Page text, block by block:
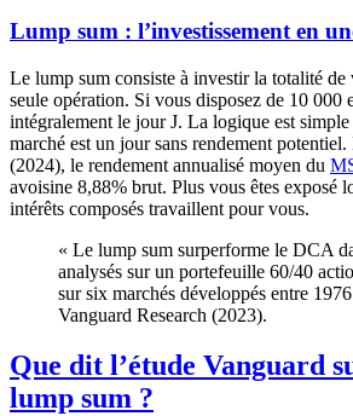
Lump sum : l’investissement en
Le lump sum consiste à investir la totalité de
seule opération. Si vous disposez de 10 000
intégralement le jour J. La logique est
marché est un jour sans rendement
(2024), le rendement annualisé moyen du
avoisine 8,88% brut. Plus vous êtes exposé
intérêts composés travaillent pour vous.
« Le lump sum surperforme le DCA
analysés sur un portefeuille 60/40
sur six marchés développés entre
Vanguard Research (2023).
Que dit l’étude Vanguard
lump sum ?